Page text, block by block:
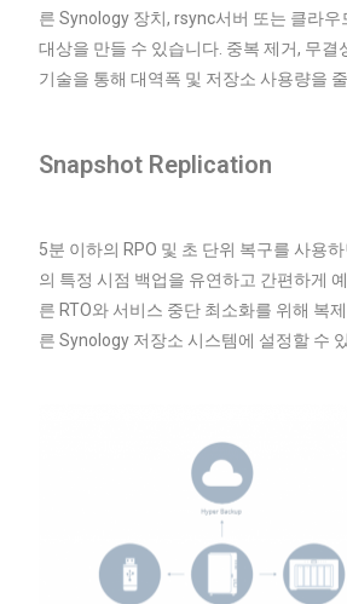
른 Synology 장치, rsync서버 또는 클라우
대상을 만들 수 있습니다. 중복 제거, 무결
기술을 통해 대역폭 및 저장소 사용량을
Snapshot Replication
5분 이하의 RPO 및 초 단위 복구를 사용
의 특정 시점 백업을 유연하고 간편하게
른 RTO와 서비스 중단 최소화를 위해 복
른Synology 저장소 시스템에 설정할 수